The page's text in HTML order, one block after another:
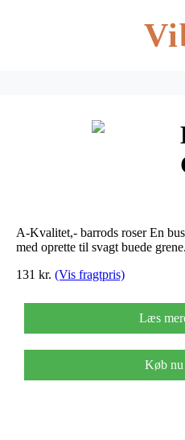
A-Kvalitet,- barrods roser En
med oprette til svagt buede
131 kr. (Vis fragtpris)
Læs
Køb nu